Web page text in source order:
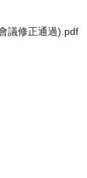
議修正通過).pdf